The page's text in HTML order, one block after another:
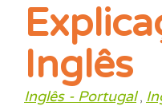
Inglês
Inglês - Portugal,